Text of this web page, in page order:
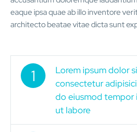
eaque ipsa quae ab illo inventore
architecto beatae vitae dicta sunt
1
Lorem ipsum dolor
consectetur
do eiusmod tempor
ut labore